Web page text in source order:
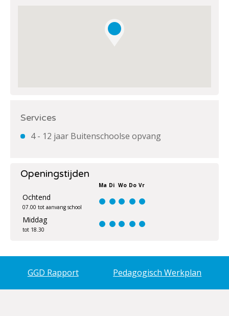
Services
4 - 12 jaar Buitenschoolse opvang
Openingstijden
Ma Di Wo Do Vr
Ochtend
07.00 tot aanvang school
Middag
tot 18.30
GGD Rapport Pedagogisch Werkplan